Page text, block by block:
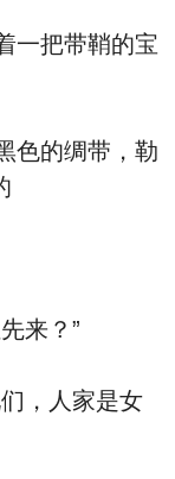
一把带鞘的宝
色的绸带，勒
来？”
，人家是女